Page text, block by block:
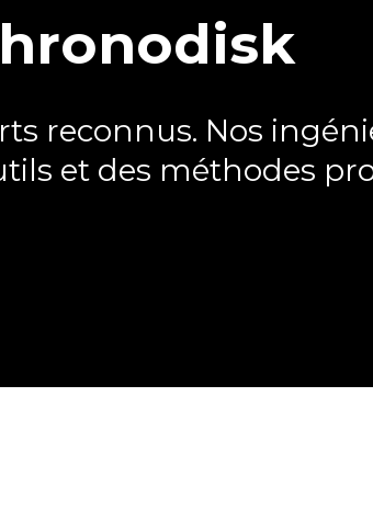
reconnus. Nos
et des méthodes